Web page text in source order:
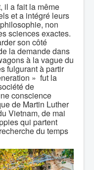
il a fait la même
et a intégré leurs
non
sciences exactes.
son côté
la demande dans
à la vague du
fulgurant à partir
» fut la
de
conscience
de Martin Luther
Vietnam, de mai
qui partent
du temps